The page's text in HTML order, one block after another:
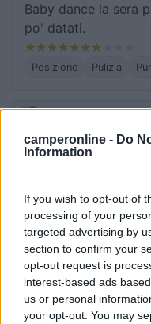
camperonline - Do
Information
If you wish to opt-out of
processing of your
targeted advertising by
section to confirm your
opt-out request is
interest-based ads
us or personal
your opt-out. You may
Baby dance la sera
po' datati.
Posizione Pulizia
a un costo inferiore,
abbastanza
Bella piscina a
mezza giornata.
male perché nei
Accesso alla
campeggio tramite